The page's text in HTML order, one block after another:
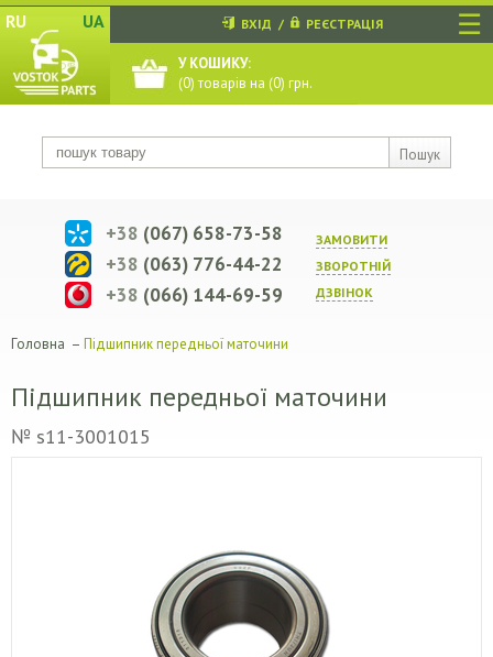
☰
RU UA
Пошук
ВХІД / РЕЄСТРАЦІЯ
У КОШИКУ:
(0) товарів на (0) грн.
ЗАМОВИТИ
ЗВОРОТНIЙ
ДЗВIНОК
+38 (067) 658-73-58
+38 (063) 776-44-22
+38 (066) 144-69-59
Головна – Підшипник передньої маточини
Підшипник передньої маточини
№ s11-3001015